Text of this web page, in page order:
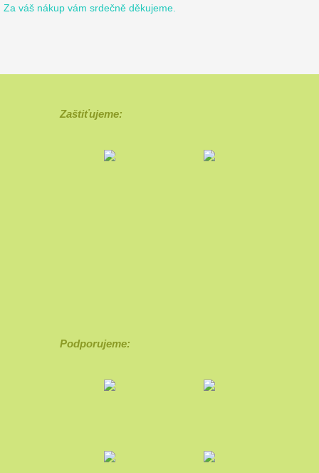
Za váš nákup vám srdečně děkujeme.
Zaštiťujeme:
Podporujeme: